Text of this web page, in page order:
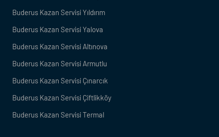
Buderus Kazan Servisi Yıldırım
Buderus Kazan Servisi Yalova
Buderus Kazan Servisi Altınova
Buderus Kazan Servisi Armutlu
Buderus Kazan Servisi Çınarcık
Buderus Kazan Servisi Çiftlikköy
Buderus Kazan Servisi Termal